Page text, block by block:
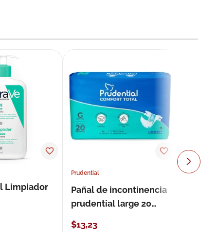
Limpiador
Prudential
Pañal de incontinencia
prudential large 20
$13,23